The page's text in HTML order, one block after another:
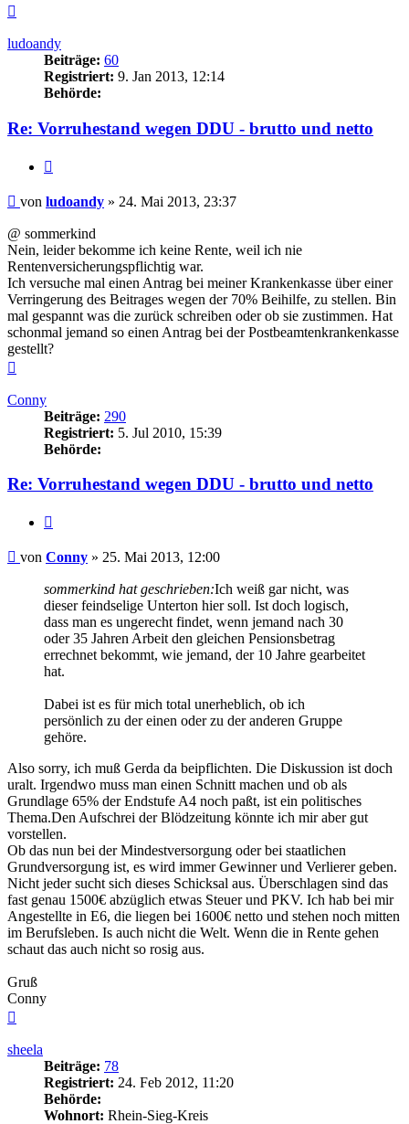
ludoandy
Beiträge: 60
Registriert: 9. Jan 2013, 12:14
Behörde:
Re: Vorruhestand wegen DDU - brutto und netto
Beitrag
von ludoandy » 24. Mai 2013, 23:37
@ sommerkind
Nein, leider bekomme ich keine Rente, weil ich nie
Rentenversicherungspflichtig war.
Ich versuche mal einen Antrag bei meiner Krankenkasse über einer
Verringerung des Beitrages wegen der 70% Beihilfe, zu stellen. Bin
mal gespannt was die zurück schreiben oder ob sie zustimmen. Hat
schonmal jemand so einen Antrag bei der Postbeamtenkrankenkasse
gestellt?
Conny
Beiträge: 290
Registriert: 5. Jul 2010, 15:39
Behörde:
Re: Vorruhestand wegen DDU - brutto und netto
Beitrag
von Conny » 25. Mai 2013, 12:00
sommerkind hat geschrieben:Ich weiß gar nicht, was
dieser feindselige Unterton hier soll. Ist doch logisch,
dass man es ungerecht findet, wenn jemand nach 30
oder 35 Jahren Arbeit den gleichen Pensionsbetrag
errechnet bekommt, wie jemand, der 10 Jahre gearbeitet
hat.
Dabei ist es für mich total unerheblich, ob ich
persönlich zu der einen oder zu der anderen Gruppe
gehöre.
Also sorry, ich muß Gerda da beipflichten. Die Diskussion ist doch
uralt. Irgendwo muss man einen Schnitt machen und ob als
Grundlage 65% der Endstufe A4 noch paßt, ist ein politisches
Thema.Den Aufschrei der Blödzeitung könnte ich mir aber gut
vorstellen.
Ob das nun bei der Mindestversorgung oder bei staatlichen
Grundversorgung ist, es wird immer Gewinner und Verlierer geben.
Nicht jeder sucht sich dieses Schicksal aus. Überschlagen sind das
fast genau 1500€ abzüglich etwas Steuer und PKV. Ich hab bei mir
Angestellte in E6, die liegen bei 1600€ netto und stehen noch mitten
im Berufsleben. Is auch nicht die Welt. Wenn die in Rente gehen
schaut das auch nicht so rosig aus.
Gruß
Conny
sheela
Beiträge: 78
Registriert: 24. Feb 2012, 11:20
Behörde:
Wohnort: Rhein-Sieg-Kreis